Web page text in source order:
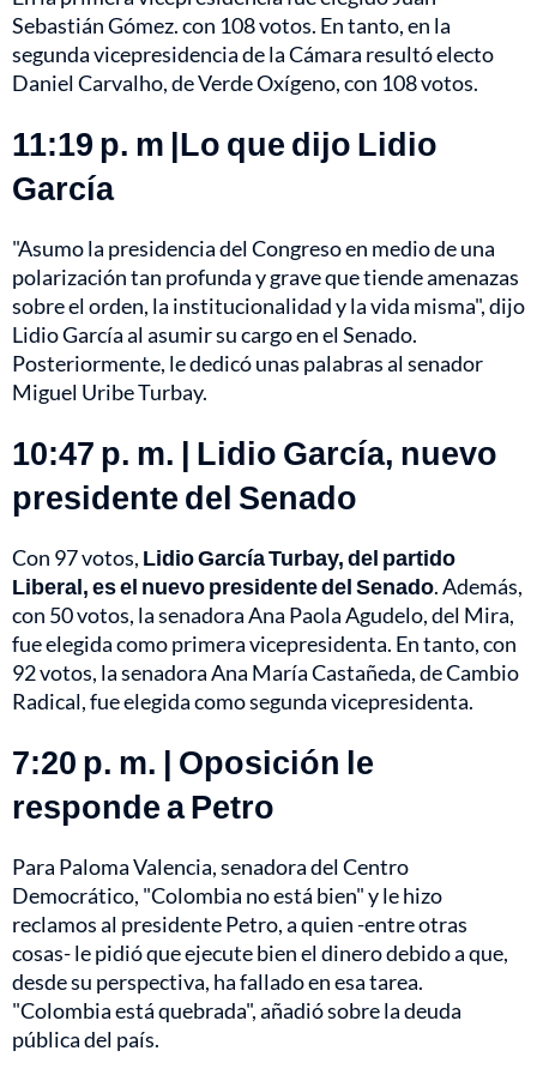
Sebastián Gómez. con 108 votos. En tanto, en la
segunda vicepresidencia de la Cámara resultó electo
Daniel Carvalho, de Verde Oxígeno, con 108 votos.
11:19 p. m |Lo que dijo Lidio
García
"Asumo la presidencia del Congreso en medio de una
polarización tan profunda y grave que tiende amenazas
sobre el orden, la institucionalidad y la vida misma", dijo
Lidio García al asumir su cargo en el Senado.
Posteriormente, le dedicó unas palabras al senador
Miguel Uribe Turbay.
10:47 p. m. | Lidio García, nuevo
presidente del Senado
Con 97 votos, Lidio García Turbay, del partido
Liberal, es el nuevo presidente del Senado. Además,
con 50 votos, la senadora Ana Paola Agudelo, del Mira,
fue elegida como primera vicepresidenta. En tanto, con
92 votos, la senadora Ana María Castañeda, de Cambio
Radical, fue elegida como segunda vicepresidenta.
7:20 p. m. | Oposición le
responde a Petro
Para Paloma Valencia, senadora del Centro
Democrático, "Colombia no está bien" y le hizo
reclamos al presidente Petro, a quien -entre otras
cosas- le pidió que ejecute bien el dinero debido a que,
desde su perspectiva, ha fallado en esa tarea.
"Colombia está quebrada", añadió sobre la deuda
pública del país.